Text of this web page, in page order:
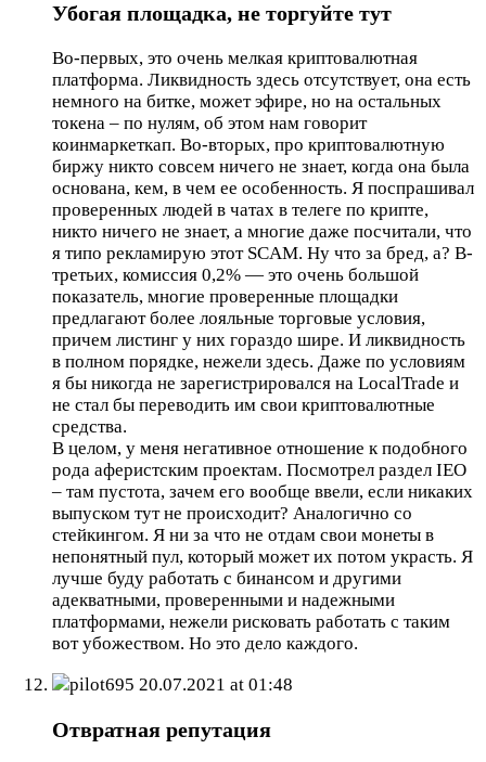
Убогая площадка, не торгуйте тут
Во-первых, это очень мелкая криптовалютная
платформа. Ликвидность здесь отсутствует, она есть
немного на битке, может эфире, но на остальных
токена – по нулям, об этом нам говорит
коинмаркеткап. Во-вторых, про криптовалютную
биржу никто совсем ничего не знает, когда она была
основана, кем, в чем ее особенность. Я поспрашивал
проверенных людей в чатах в телеге по крипте,
никто ничего не знает, а многие даже посчитали, что
я типо рекламирую этот SCAM. Ну что за бред, а? В-
третьих, комиссия 0,2% — это очень большой
показатель, многие проверенные площадки
предлагают более лояльные торговые условия,
причем листинг у них гораздо шире. И ликвидность
в полном порядке, нежели здесь. Даже по условиям
я бы никогда не зарегистрировался на LocalTrade и
не стал бы переводить им свои криптовалютные
средства.
В целом, у меня негативное отношение к подобного
рода аферистским проектам. Посмотрел раздел IEO
– там пустота, зачем его вообще ввели, если никаких
выпуском тут не происходит? Аналогично со
стейкингом. Я ни за что не отдам свои монеты в
непонятный пул, который может их потом украсть. Я
лучше буду работать с бинансом и другими
адекватными, проверенными и надежными
платформами, нежели рисковать работать с таким
вот убожеством. Но это дело каждого.
pilot695 20.07.2021 at 01:48
Отвратная репутация